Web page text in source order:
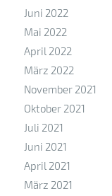
Juni 2022
Mai 2022
April 2022
März 2022
November 2021
Oktober 2021
Juli 2021
Juni 2021
April 2021
März 2021